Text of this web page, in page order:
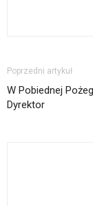
Poprzedni artykuł
W Pobiednej
Dyrektor